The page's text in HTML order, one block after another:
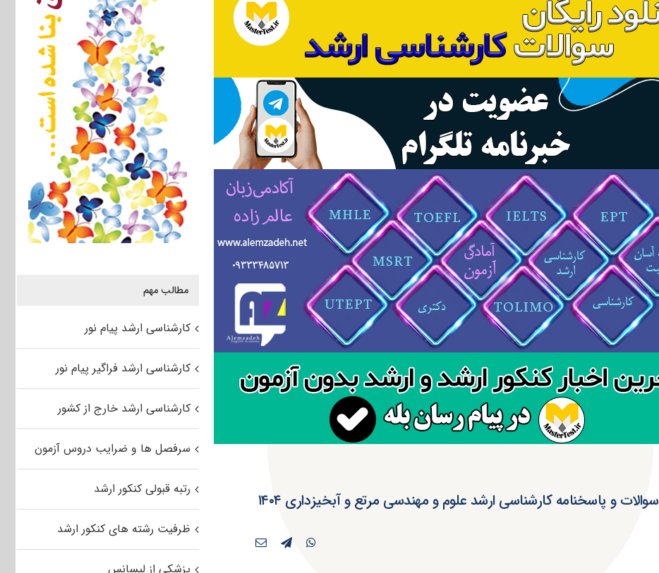
سوالات و پاسخنامه کارشناسی ارشد علوم و مهندسی مرتع و آبخیزداری ۱۴۰۴
مطالب مهم
کارشناسی ارشد پیام نور
کارشناسی ارشد فراگیر پیام نور
کارشناسی ارشد خارج از کشور
سرفصل ها و ضرایب دروس آزمون
رتبه قبولی کنکور ارشد
ظرفیت رشته های کنکور ارشد
پزشکی از لیسانس